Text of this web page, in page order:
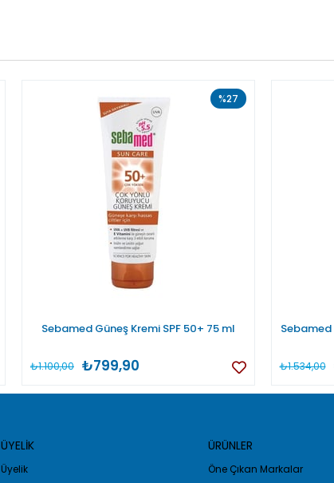
Sebamed Güneş Kremi SPF 50+ 75 ml
₺799,90
₺1.100,00
%27
Sebamed
₺1.534,00
ÜYELİK
Üyelik
ÜRÜNLER
Öne Çıkan Markalar